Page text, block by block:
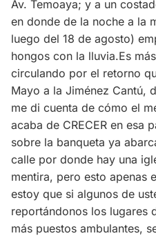
Av. Temoaya; y a un
en donde de la noche a la
luego del 18 de agosto)
hongos con la lluvia.Es
circulando por el retorno
Mayo a la Jiménez Cantú,
me di cuenta de cómo el
acaba de CRECER en esa
sobre la banqueta ya
calle por donde hay una
mentira, pero esto apenas
estoy que si algunos de
reportándonos los lugares
más puestos ambulantes,